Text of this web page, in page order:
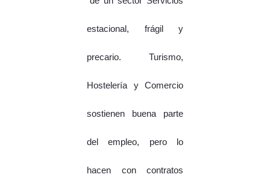
estacional, frágil y
precario. Turismo,
Hostelería y Comercio
sostienen buena parte
del empleo, pero lo
hacen con contratos